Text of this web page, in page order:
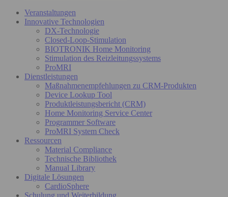
Veranstaltungen
Innovative Technologien
DX-Technologie
Closed-Loop-Stimulation
BIOTRONIK Home Monitoring
Stimulation des Reizleitungssystems
ProMRI
Dienstleistungen
Maßnahmenempfehlungen zu CRM-Produkten
Device Lookup Tool
Produktleistungsbericht (CRM)
Home Monitoring Service Center
Programmer Software
ProMRI System Check
Ressourcen
Material Compliance
Technische Bibliothek
Manual Library
Digitale Lösungen
CardioSphere
Schulung und Weiterbildung